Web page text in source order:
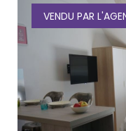
VENDU PAR